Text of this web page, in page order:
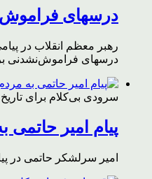
درسهای
رهبر معظم انقلاب در
درسهای فراموش‌نشدنی
سرودی بی‌کلام برای تاریخ
پیام امیر حاتمی
امیر سرلشکر حاتمی در